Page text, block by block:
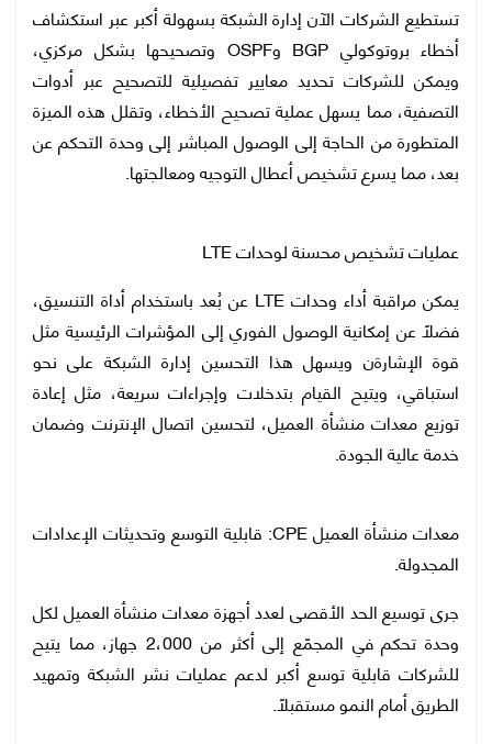
تستطيع الشركات الآن إدارة الشبكة بسهولة أكبر عبر استكشاف
أخطاء بروتوكولي BGP وOSPF وتصحيحها بشكل مركزي،
ويمكن للشركات تحديد معايير تفصيلية للتصحيح عبر أدوات
التصفية، مما يسهل عملية تصحيح الأخطاء، وتقلل هذه الميزة
المتطورة من الحاجة إلى الوصول المباشر إلى وحدة التحكم عن
بعد، مما يسرع تشخيص أعطال التوجيه ومعالجتها.
عمليات تشخيص محسنة لوحدات LTE
يمكن مراقبة أداء وحدات LTE عن بُعد باستخدام أداة التنسيق،
فضلًا عن إمكانية الوصول الفوري إلى المؤشرات الرئيسية مثل
قوة الإشارةن ويسهل هذا التحسين إدارة الشبكة على نحو
استباقي، ويتيح القيام بتدخلات وإجراءات سريعة، مثل إعادة
توزيع معدات منشأة العميل، لتحسين اتصال الإنترنت وضمان
خدمة عالية الجودة.
معدات منشأة العميل CPE: قابلية التوسع وتحديثات الإعدادات
المجدولة.
جرى توسيع الحد الأقصى لعدد أجهزة معدات منشأة العميل لكل
وحدة تحكم في المجمّع إلى أكثر من 2،000 جهاز، مما يتيح
للشركات قابلية توسع أكبر لدعم عمليات نشر الشبكة وتمهيد
الطريق أمام النمو مستقبلًا.